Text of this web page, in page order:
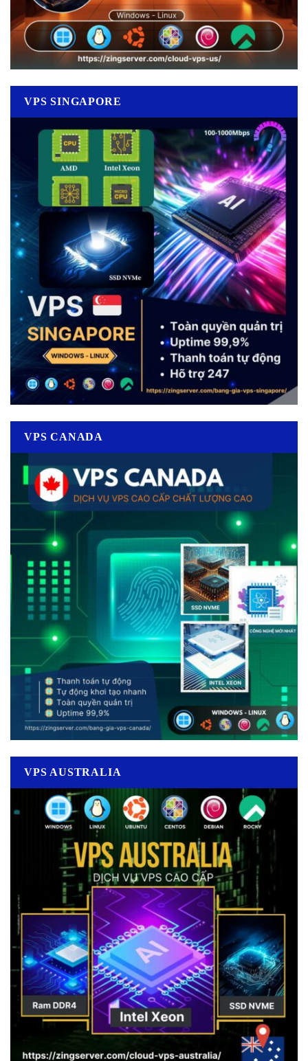
VPS SINGAPORE
VPS CANADA
VPS AUSTRALIA